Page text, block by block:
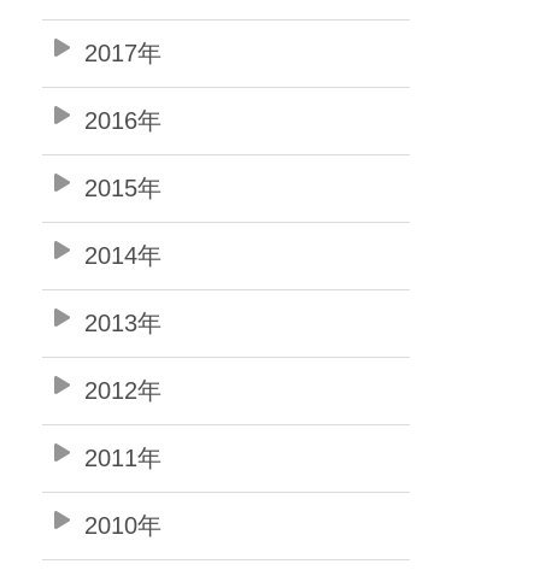
2017年
2016年
2015年
2014年
2013年
2012年
2011年
2010年